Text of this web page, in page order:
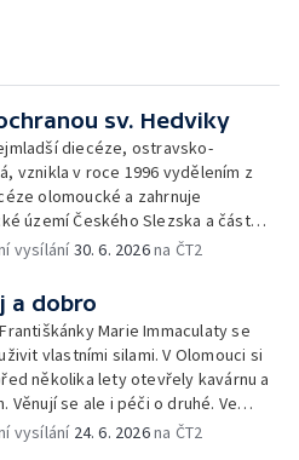
sv. Hedviky
diecéze, ostravsko-
vznikla v roce 1996 vydělením z
olomoucké a zahrnuje
území Českého Slezska a část
vysílání30. 6. 2026na ČT2
a dobro
Marie Immaculaty se
vlastními silami. V Olomouci si
několika lety otevřely kavárnu a
Věnují se ale i péči o druhé. Ve
v odlehčovací službě, v
vysílání 24. 6. 2026na ČT2